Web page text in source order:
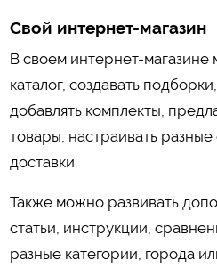
Свой интернет-магазин
В своем интернет-магазине
каталог, создавать
добавлять комплекты,
товары, настраивать
доставки.
Также можно развивать
статьи, инструкции,
разные категории, города